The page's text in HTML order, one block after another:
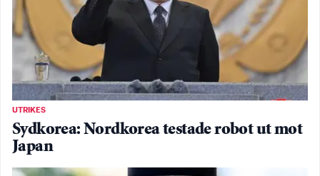
UTRIKES
Sydkorea: Nordkorea testade robot ut mot
Japan